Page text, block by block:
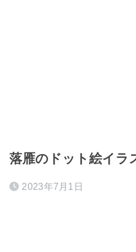
落雁のドット絵イラ
2023年7月1日